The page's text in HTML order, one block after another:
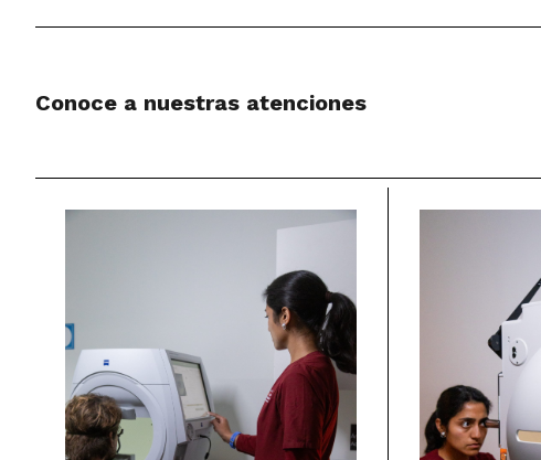
Conoce a nuestras atenciones